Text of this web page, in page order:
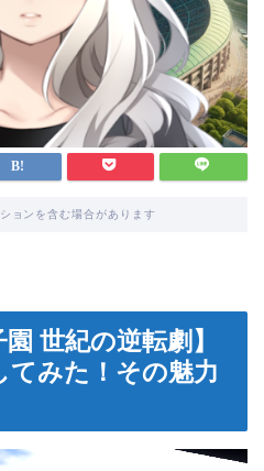
ョンを含む場合があります
世紀の逆転劇】
てみた！その魅力